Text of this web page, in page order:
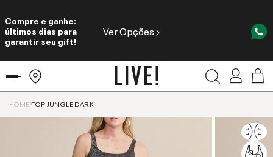
Compre e ganhe:
últimos dias para
garantir seu gift!
Ver Opções
HOME TOP JUNGLE DARK